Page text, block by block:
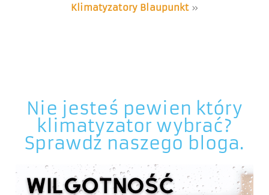
Klimatyzatory Blaupunkt »
Nie jesteś pewien który
klimatyzator wybrać?
Sprawdź naszego bloga.